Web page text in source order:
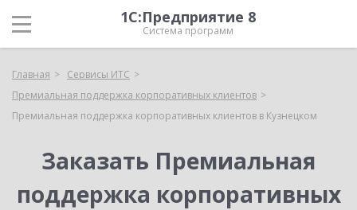
1С:Предприятие 8
Система программ
Главная
Сервисы ИТС
Премиальная поддержка корпоративных клиентов
Премиальная поддержка корпоративных клиентов в Кузнецком
Заказать Премиальная
поддержка корпоративных